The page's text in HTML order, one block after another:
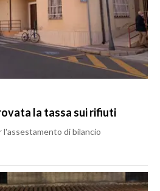
la tassa sui rifiuti
l'assestamento di bilancio